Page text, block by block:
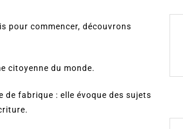
pour commencer, découvrons
citoyenne du monde.
de fabrique : elle évoque des sujets